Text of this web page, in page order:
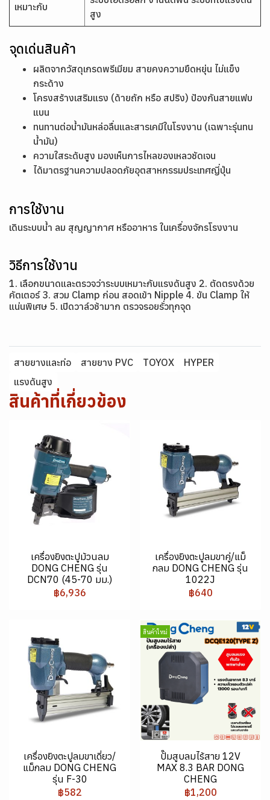
เหมาะกับ
สูง
จุดเด่นสินค้า
ผลิตจากวัสดุเกรดพรีเมียม สายคงความยืดหยุ่น ไม่แข็ง
กระด้าง
โครงสร้างเสริมแรง (ด้ายถัก หรือ สปริง) ป้องกันสายแฟบ
แบน
ทนทานต่อน้ำมันหล่อลื่นและสารเคมีในโรงงาน (เฉพาะรุ่นทน
น้ำมัน)
ความใสระดับสูง มองเห็นการไหลของเหลวชัดเจน
ได้มาตรฐานความปลอดภัยอุตสาหกรรมประเทศญี่ปุ่น
การใช้งาน
เดินระบบน้ำ ลม สุญญากาศ หรืออาหาร ในเครื่องจักรโรงงาน
วิธีการใช้งาน
1. เลือกขนาดและตรวจว่าระบบเหมาะกับแรงดันสูง 2. ตัดตรงด้วย
คัตเตอร์ 3. สวม Clamp ก่อน สอดเข้า Nipple 4. ขัน Clamp ให้
แน่นพิเศษ 5. เปิดวาล์วช้ามาก ตรวจรอยรั่วทุกจุด
สายยางและท่อ สายยาง PVC TOYOX
HYPER
แรงดันสูง
สินค้าที่เกี่ยวข้อง
เครื่องยิงตะปูม้วนลม
DONG CHENG รุ่น
DCN70 (45-70 มม.)
฿6,936
เครื่องยิงตะปูลมขาคู่/แม็
กลม DONG CHENG รุ่น
1022J
฿640
เครื่องยิงตะปูลมขาเดี่ยว/
แม็กลม DONG CHENG
รุ่น F-30
฿582
สินค้าใหม่
ปั๊มสูบลมไร้สาย 12V
MAX 8.3 BAR DONG
CHENG
฿1,200